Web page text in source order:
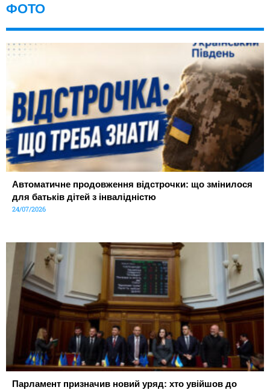
ФОТО
Автоматичне продовження відстрочки: що змінилося
для батьків дітей з інвалідністю
24/07/2026
Парламент призначив новий уряд: хто увійшов до